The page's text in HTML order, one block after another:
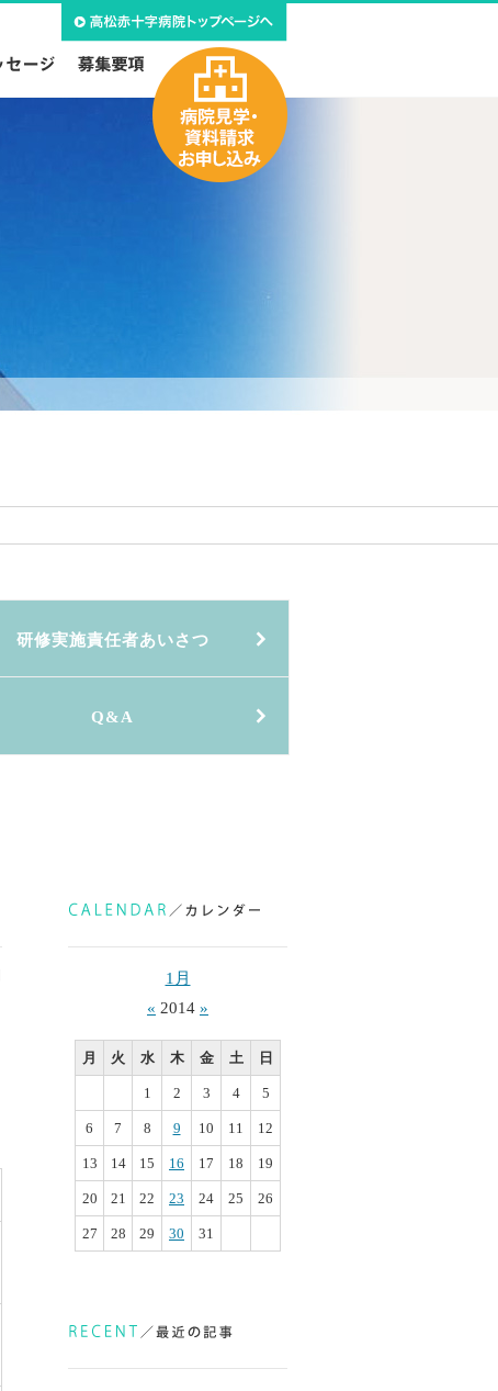
研修実施責任者あいさつ
Q&A
1月
« 2014 »
月 火 水 木 金 土 日
1 2 3 4 5
6 7 8 9 10 11 12
13 14 15 16 17 18 19
20 21 22 23 24 25 26
27 28 29 30 31